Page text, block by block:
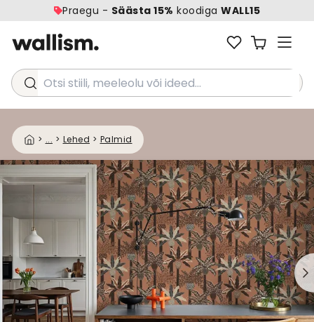
Praegu - Säästa 15% koodiga WALL15
Otsi stiili, meeleolu või ideed...
> ... > Lehed > Palmid